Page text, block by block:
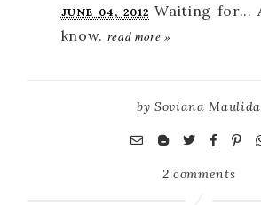
JUNE 04, 2012
read more »
bySoviana Maulida
2 comments